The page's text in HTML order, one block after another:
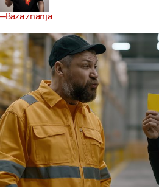
Baza znanja